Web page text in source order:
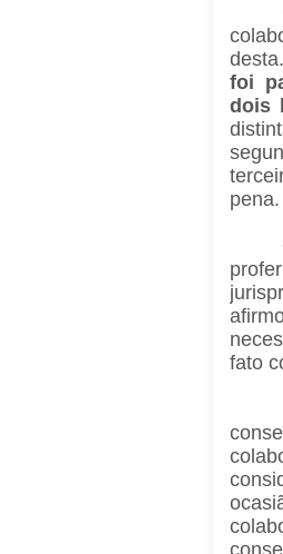
foi
dois
pena.
fato